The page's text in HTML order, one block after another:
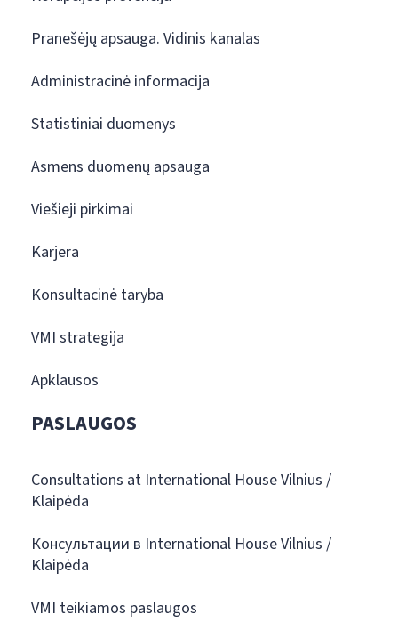
Pranešėjų apsauga. Vidinis kanalas
Administracinė informacija
Statistiniai duomenys
Asmens duomenų apsauga
Viešieji pirkimai
Karjera
Konsultacinė taryba
VMI strategija
Apklausos
PASLAUGOS
Consultations at International House Vilnius /
Klaipėda
Консультации в International House Vilnius /
Klaipėda
VMI teikiamos paslaugos